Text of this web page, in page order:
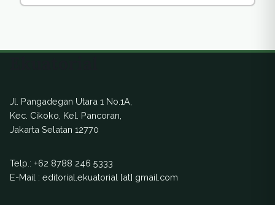
Jl. Pangadegan Utara 1 No.1A,
Kec. Cikoko, Kel. Pancoran,
Jakarta Selatan 12770
Telp.: +62 8788 246 5333
E-Mail : editorial.ekuatorial [at] gmail.com